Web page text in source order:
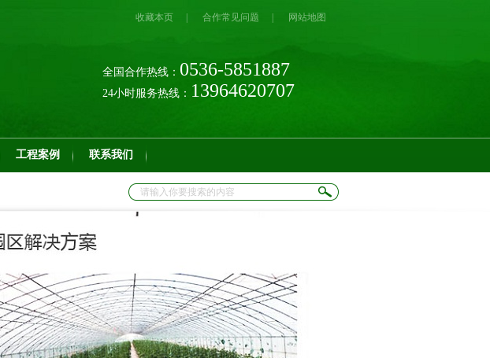
收藏本页 合作常见问题 网站地图
全国合作热线： 0536-5851887
24小时服务热线： 13964620707
工程案例 联系我们